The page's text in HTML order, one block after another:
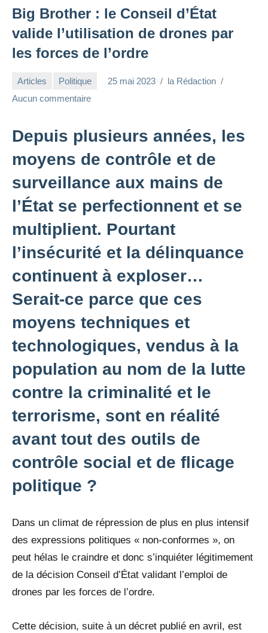
Big Brother : le Conseil d’État
valide l’utilisation de drones par
les forces de l’ordre
Articles Politique 25 mai 2023
la Rédaction
Aucun commentaire
Depuis plusieurs années, les
moyens de contrôle et de
surveillance aux mains de
l’État se perfectionnent et se
multiplient. Pourtant
l’insécurité et la délinquance
continuent à exploser…
Serait-ce parce que ces
moyens techniques et
technologiques, vendus à la
population au nom de la lutte
contre la criminalité et le
terrorisme, sont en réalité
avant tout des outils de
contrôle social et de flicage
politique ?
Dans un climat de répression de plus en plus intensif
des expressions politiques « non-conformes », on
peut hélas le craindre et donc s’inquiéter légitimement
de la décision Conseil d’État validant l’emploi de
drones par les forces de l’ordre.
Cette décision, suite à un décret publié en avril, est